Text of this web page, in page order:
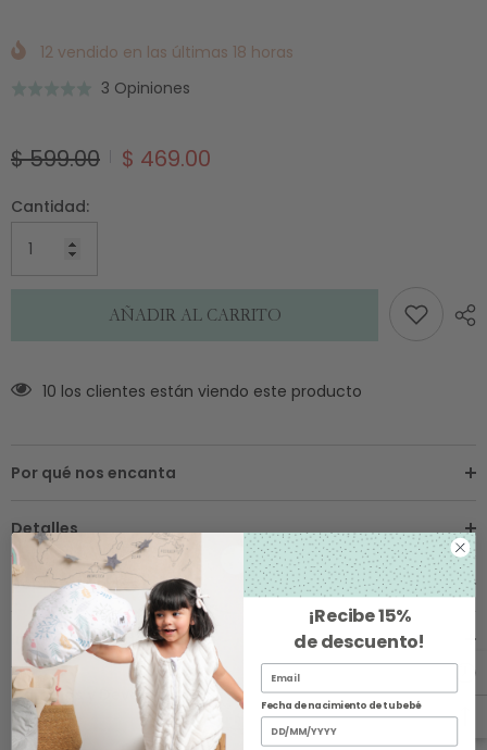
12 vendido en las últimas 18 horas
5
3 OpinionesBasado
de
$ 599.00 $ 469.00
Cantidad:
AÑADIR AL CARRITO
10 los clientes están viendo este producto
Por qué nos encanta
Detalles
Sobre los Envíos
Instrucciones de Cuidado
Cambios y Devoluciones
¡Recibe15%
de descuento!
Fecha de nacimiento de tu bebé